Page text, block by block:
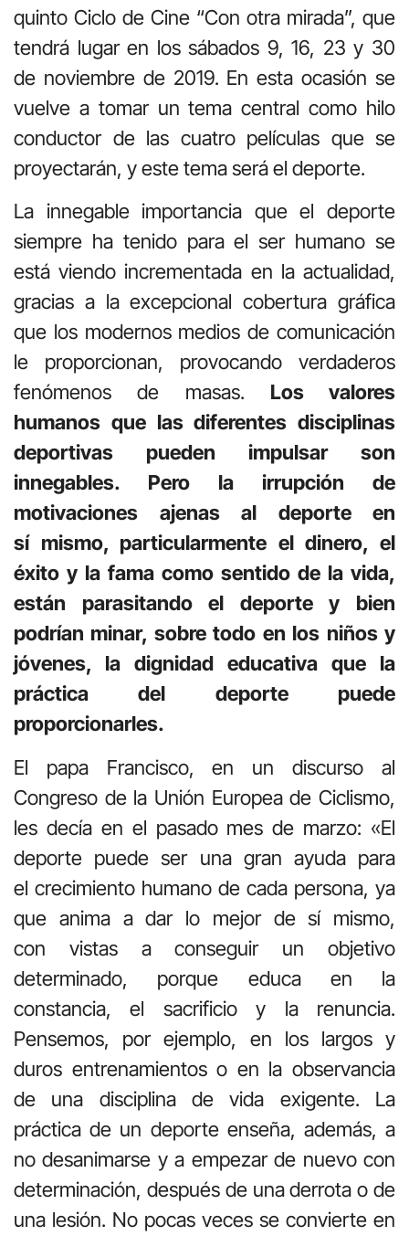
quinto Ciclo de Cine “Con otra mirada”, que
tendrá lugar en los sábados 9, 16, 23 y 30
de noviembre de 2019. En esta ocasión se
vuelve a tomar un tema central como hilo
conductor de las cuatro películas que se
proyectarán, y este tema será el deporte.
La innegable importancia que el deporte
siempre ha tenido para el ser humano se
está viendo incrementada en la actualidad,
gracias a la excepcional cobertura gráfica
que los modernos medios de comunicación
le proporcionan, provocando verdaderos
fenómenos de masas. Los valores
humanos que las diferentes disciplinas
deportivas pueden impulsar son
innegables. Pero la irrupción de
motivaciones ajenas al deporte en
sí mismo, particularmente el dinero, el
éxito y la fama como sentido de la vida,
están parasitando el deporte y bien
podrían minar, sobre todo en los niños y
jóvenes, la dignidad educativa que la
práctica del deporte puede
proporcionarles.
El papa Francisco, en un discurso al
Congreso de la Unión Europea de Ciclismo,
les decía en el pasado mes de marzo: «El
deporte puede ser una gran ayuda para
el crecimiento humano de cada persona, ya
que anima a dar lo mejor de sí mismo,
con vistas a conseguir un objetivo
determinado, porque educa en la
constancia, el sacrificio y la renuncia.
Pensemos, por ejemplo, en los largos y
duros entrenamientos o en la observancia
de una disciplina de vida exigente. La
práctica de un deporte enseña, además, a
no desanimarse y a empezar de nuevo con
determinación, después de una derrota o de
una lesión. No pocas veces se convierte en